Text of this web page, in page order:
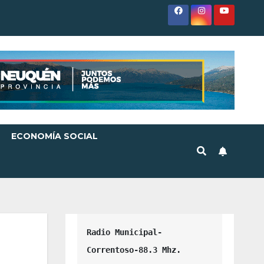
ECONOMÍA SOCIAL
Radio Municipal-
Correntoso-88.3 Mhz.